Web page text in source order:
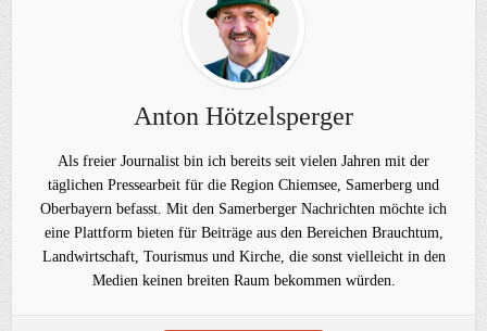
Anton Hötzelsperger
Als freier Journalist bin ich bereits seit vielen Jahren mit der
täglichen Pressearbeit für die Region Chiemsee, Samerberg und
Oberbayern befasst. Mit den Samerberger Nachrichten möchte ich
eine Plattform bieten für Beiträge aus den Bereichen Brauchtum,
Landwirtschaft, Tourismus und Kirche, die sonst vielleicht in den
Medien keinen breiten Raum bekommen würden.